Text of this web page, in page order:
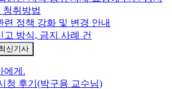
청취방법
정책 강화 및 변경 안내
방식, 금지 사례 건
신기사
에게.
청 후기(박구용 교수님)